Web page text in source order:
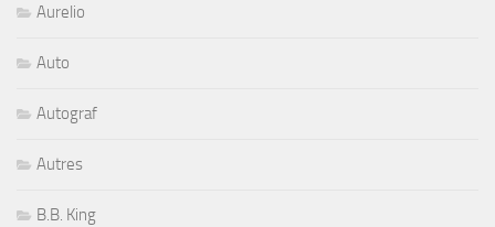
Aurelio
Auto
Autograf
Autres
B.B. King